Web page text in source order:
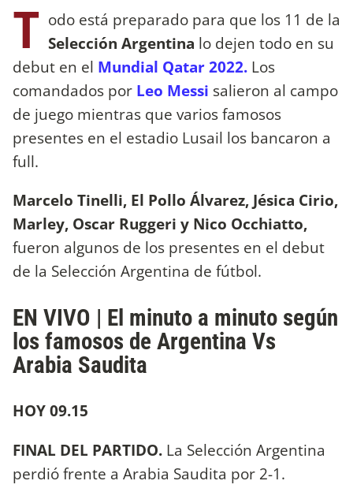
T odo está preparado para que los 11 de la
Selección Argentina lo dejen todo en su
debut en el Mundial Qatar 2022. Los
comandados por Leo Messi salieron al campo
de juego mientras que varios famosos
presentes en el estadio Lusail los bancaron a
full.
Marcelo Tinelli, El Pollo Álvarez, Jésica Cirio,
Marley, Oscar Ruggeri y Nico Occhiatto,
fueron algunos de los presentes en el debut
de la Selección Argentina de fútbol.
EN VIVO | El minuto a minuto según
los famosos de Argentina Vs
Arabia Saudita
HOY 09.15
FINAL DEL PARTIDO. La Selección Argentina
perdió frente a Arabia Saudita por 2-1.